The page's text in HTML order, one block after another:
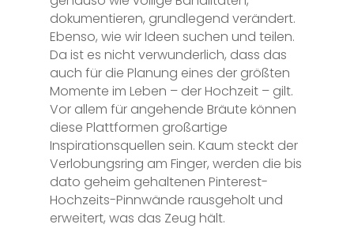
dokumentieren, grundlegend verändert.
Ebenso, wie wir Ideen suchen und teilen.
Da ist es nicht verwunderlich, dass das
auch für die Planung eines der größten
Momente im Leben – der Hochzeit – gilt.
Vor allem für angehende Bräute können
diese Plattformen großartige
Inspirationsquellen sein. Kaum steckt der
Verlobungsring am Finger, werden die bis
dato geheim gehaltenen Pinterest-
Hochzeits-Pinnwände rausgeholt und
erweitert, was das Zeug hält.